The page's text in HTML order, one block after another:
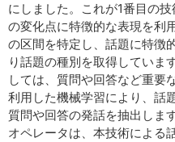
にしました。これが1番目の
の変化点に特徴的な表現を利
の区間を特定し、話題に特徴
り話題の種別を取得していま
しては、質問や回答など重要
利用した機械学習により、話
質問や回答の発話を抽出します
オペレータは、本技術による